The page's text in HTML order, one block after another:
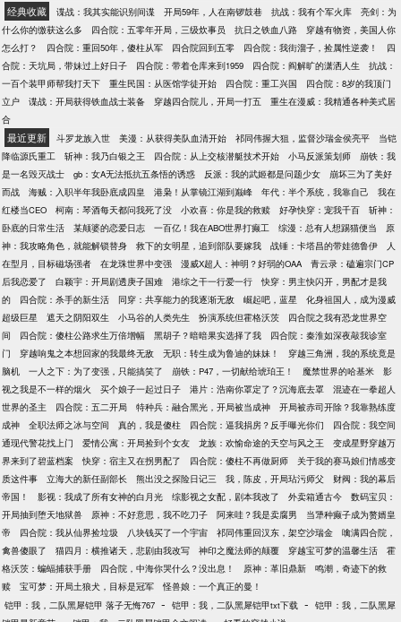
经典收藏 谍战：我其实能识别间谍 开局59年，人在南锣鼓巷 抗战：我有个军火库
亮剑：为
什么你的缴获这么多
四合院：五零年开局，三级炊事员 抗日之铁血八路
穿越有物资，美国人你
怎么打？
四合院：重回50年，傻柱从军 四合院回到五零 四合院：我街溜子，捡属性逆袭！
四
合院：天坑局，带妹过上好日子
四合院：带着仓库来到1959 四合院：阎解旷的潇洒人生
抗战：
一百个装甲师帮我打天下
重生民国：从医馆学徒开始 四合院：重工兴国
四合院：8岁的我顶门
立户
谍战：开局获得铁血战士装备 穿越四合院儿，开局一打五
重生在漫威：我精通各种美式居
合
最近更新 斗罗龙族入世 美漫：从获得美队血清开始 祁同伟握大狙，监督沙瑞金侯亮平
当铠
降临源氏重工
斩神：我乃白银之王 四合院：从上交核潜艇技术开始 小马反派策划师
崩铁：我
是一名毁灭战士
gb：女A无法抵抗五条悟的诱惑 反派：我的武姬都是问题少女
崩坏三为了美好
而战
海贼：入职半年我卧底成四皇 港枭！从掌镜江湖到巅峰 年代：半个系统，我靠自己
我在
红楼当CEO
柯南：琴酒每天都问我死了没 小欢喜：你是我的救赎 好孕快穿：宠我千百
斩神：
卧底的日常生活
某颠婆的恋爱日志 一百亿！我在ABO世界打癫工 综漫：总有人想踢猫便当
原
神：我攻略角色，就能解锁替身
救下的女明星，追到部队要嫁我 战锤：卡塔昌的带娃德鲁伊
人
在型月，目标磁场强者
在龙珠世界中变强 漫威X超人：神明？好弱的OAA
青云录：磕遍宗门CP
后我恋爱了
白颖宇：开局剧透庚子国难 港综之干一行爱一行
快穿：男主快闪开，男配才是我
的
四合院：杀手的新生活 同穿：共享能力的我逐渐无敌 崛起吧，蓝星
化身祖国人，成为漫威
超级巨星
遮天之阴阳双生 小马谷的人类先生 扮演系统但霍格沃茨
四合院之我有恐龙世界空
间
四合院：傻柱公路求生万倍增幅 黑胡子？暗暗果实选择了我
四合院：秦淮如深夜敲我诊室
门
穿越响鬼之本想回家的我最终无敌 无职：转生成为鲁迪的妹妹！
穿越三角洲，我的系统竟是
脑机
一人之下：为了变强，只能搞笑了 崩铁：P47，一切献给琥珀王！ 魔禁世界的哈基米
影
视之我是不一样的烟火
买个娘子一起过日子 港片：浩南你罩定了？沉海底去罩
混迹在一拳超人
世界的圣主
四合院：五二开局 特种兵：融合黑光，开局被当成神
开局被赤司开除？我靠熟练度
成神
全职法师之冰与空间 真的，我是傻柱 四合院：逼我捐房？反手曝光你们
四合院：我空间
通现代警花找上门
爱情公寓：开局捡到个女友 龙族：欢愉命途的天空与风之王
变成星野穿越万
界来到了碧蓝档案
快穿：宿主又在拐男配了 四合院：傻柱不再做厨师
关于我的赛马娘们情感变
质这件事
立海大的新任副部长 熊出没之探险日记三 我，陈皮，开局玷污师父
财阀：我的幕后
帝国！
影视：我成了所有女神的白月光 综影视之女配，剧本我改了 外卖箱通古今
数码宝贝：
开局抽到堕天地狱兽
原神：不好意思，我不吃刀子 阿来哇？我是卖腐男
当犟种癫子成为赘婿皇
帝
四合院：我从仙界捡垃圾 八块钱买了一个宇宙 祁同伟重回汉东，架空沙瑞金
噙满四合院，
禽兽傻眼了
猫四月：横推诸天，悲剧由我改写 神印之魔法师的颠覆 穿越宝可梦的温馨生活
霍
格沃茨：蝙蝠捕获手册
四合院，中海你哭什么？没出息！ 原神：革旧鼎新
鸣潮，奇迹下的救
赎
宝可梦：开局土狼犬，目标是冠军
怪兽娘：一个真正的曼！
铠甲：我，二队黑犀铠甲 落子无悔767 - 铠甲：我，二队黑犀铠甲txt下载 - 铠甲：我，二队黑犀